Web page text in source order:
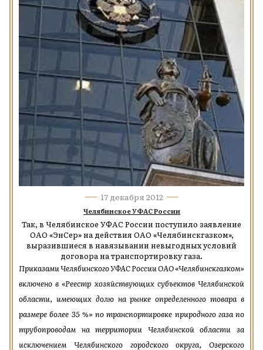
17 декабря 2012
Челябинское УФАС России
Так, в Челябинское УФАС России поступило заявление
ОАО «ЭнСер» на действия ОАО «Челябинскгазком»,
выразившиеся в навязывании невыгодных условий
договора на транспортировку газа.
Приказами Челябинского УФАС России ОАО «Челябинскгазком»
включено в«Реестр хозяйствующих субъектов Челябинской
области, имеющих долю на рынке определенного товара в
размере более 35 %» по транспортировке природного газа по
трубопроводам на территории Челябинской области за
исключением Челябинского городского округа, Озерского